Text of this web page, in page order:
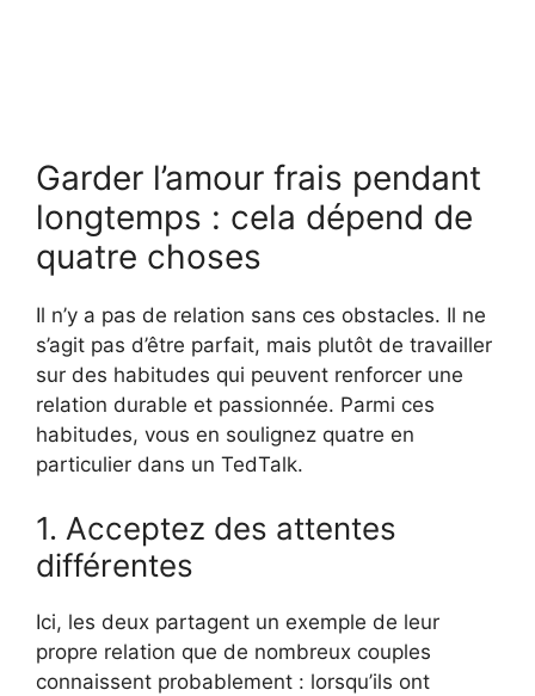
Garder l’amour frais pendant
longtemps : cela dépend de
quatre choses
Il n’y a pas de relation sans ces obstacles. Il ne
s’agit pas d’être parfait, mais plutôt de travailler
sur des habitudes qui peuvent renforcer une
relation durable et passionnée. Parmi ces
habitudes, vous en soulignez quatre en
particulier dans un TedTalk.
1. Acceptez des attentes
différentes
Ici, les deux partagent un exemple de leur
propre relation que de nombreux couples
connaissent probablement : lorsqu’ils ont